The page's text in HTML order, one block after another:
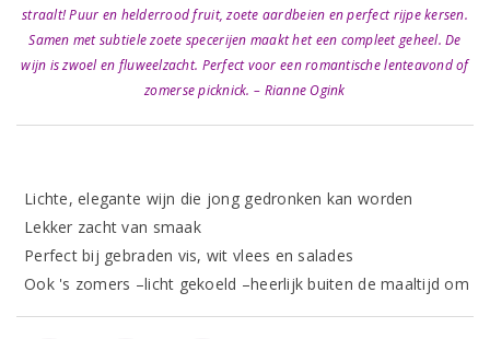
straalt! Puur en helderrood fruit, zoete aardbeien en perfect rijpe kersen.
Samen met subtiele zoete specerijen maakt het een compleet geheel. De
wijn is zwoel en fluweelzacht. Perfect voor een romantische lenteavond of
zomerse picknick. – Rianne Ogink
Lichte, elegante wijn die jong gedronken kan worden
Lekker zacht van smaak
Perfect bij gebraden vis, wit vlees en salades
Ook 's zomers –licht gekoeld –heerlijk buiten de maaltijd om